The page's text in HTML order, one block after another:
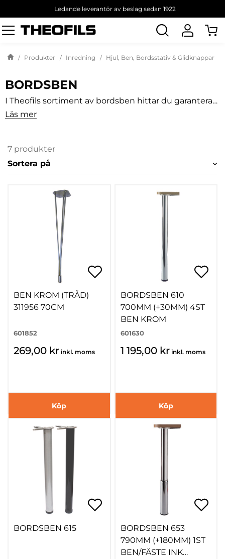
Ledande leverantör av beslag sedan 1922
Sök
produkt
Produkter Inredning Hjul, Ben, Bordsstativ & Glidknappar
BORDSBEN
I Theofils sortiment av bordsben hittar du garanterat
ett ben för ändamålet. Stabila ben i stål med
ytbehandling ger både kvalitet och ett snyggt
Läs mer
7 produkter
Sortera på
BEN KROM (TRÅD)
311956 70CM
601852
269,00 kr inkl. moms
Köp
BORDSBEN 610
700MM (+30MM) 4ST
BEN KROM
601630
1 195,00 kr inkl. moms
Köp
BORDSBEN 615
BORDSBEN 653
790MM (+180MM) 1ST
BEN/FÄSTE INK